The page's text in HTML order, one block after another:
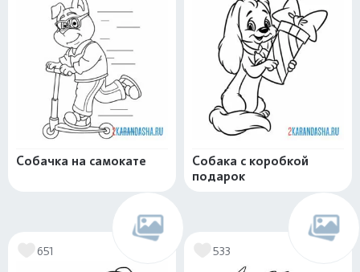
Собачка на самокате
Собака с коробкой
подарок
651 533